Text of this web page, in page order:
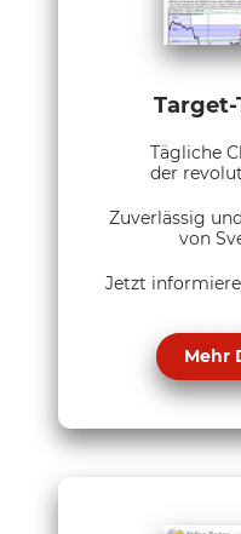
Target-
Tägliche
der
Zuverlässig
von
Jetzt
Mehr